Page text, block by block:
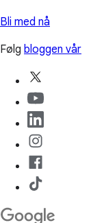
Bli med nå
Følg bloggen vår